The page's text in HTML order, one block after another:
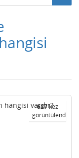
627kez
görüntülendi
hangisi vardır?